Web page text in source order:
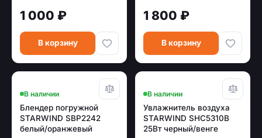
1 000 ₽
В корзину
1 800 ₽
В корзину
В наличии
Блендер погружной
STARWIND SBP2242
белый/оранжевый
В наличии
Увлажнитель воздуха
STARWIND SHC5310B
25Вт черный/венге